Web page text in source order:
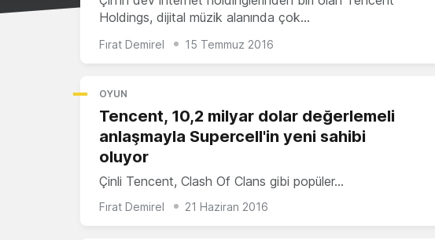
Holdings, dijital müzik alanında çok…
Fırat Demirel 15 Temmuz 2016
OYUN
Tencent, 10,2 milyar dolar değerlemeli
anlaşmayla Supercell'in yeni sahibi
oluyor
Çinli Tencent, Clash Of Clans gibi popüler…
Fırat Demirel 21 Haziran 2016